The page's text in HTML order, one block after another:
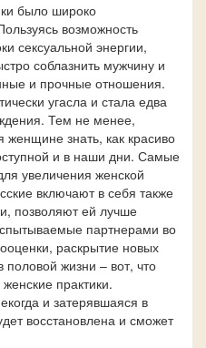
было широко
возможность
сексуальной энергии,
соблазнить мужчину и
и прочные отношения.
угасла и стала едва
Тем не менее,
знать, как красиво
и в наши дни. Самые
увеличения женской
включают в себя также
позволяют ей лучше
партнерами во
раскрытие новых
половой жизни – вот, что
практики.
и затерявшаяся в
восстановлена и сможет